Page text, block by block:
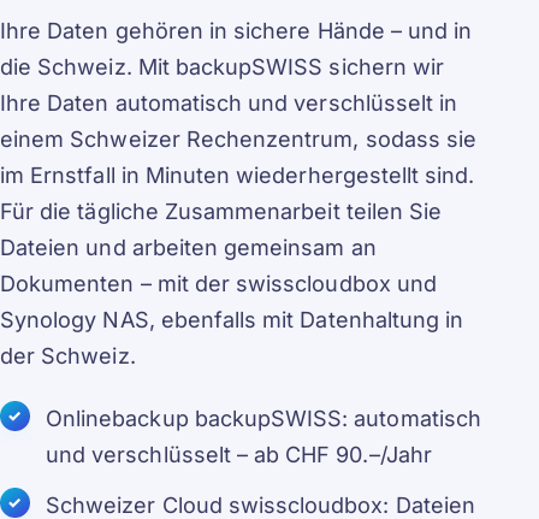
Ihre Daten gehören in sichere Hände – und in
die Schweiz. Mit backupSWISS sichern wir
Ihre Daten automatisch und verschlüsselt in
einem Schweizer Rechenzentrum, sodass sie
im Ernstfall in Minuten wiederhergestellt sind.
Für die tägliche Zusammenarbeit teilen Sie
Dateien und arbeiten gemeinsam an
Dokumenten – mit der swisscloudbox und
Synology NAS, ebenfalls mit Datenhaltung in
der Schweiz.
Onlinebackup backupSWISS: automatisch
und verschlüsselt – ab CHF 90.–/Jahr
Schweizer Cloud swisscloudbox: Dateien